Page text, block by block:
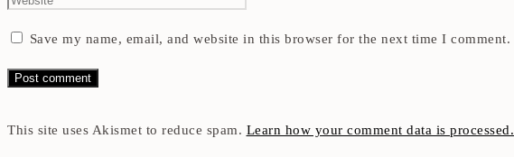
Save my name, email, and website in this browser for the next time I comment.
This site uses Akismet to reduce spam. Learn how your comment data is processed.